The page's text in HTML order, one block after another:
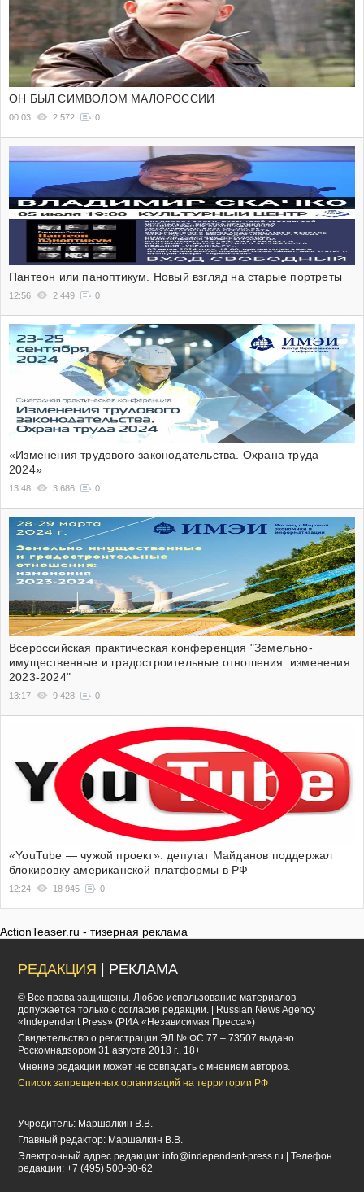
ОН БЫЛ СИМВОЛОМ МАЛОРОССИИ
00:03 2 572 0
Пантеон или паноптикум. Новый взгляд на старые портреты
12:56 2 449 0
«Изменения трудового законодательства. Охрана труда
2024»
13:48 3 686 0
Всероссийская практическая конференция "Земельно-
имущественные и градостроительные отношения: изменения
2023-2024"
13:17 9 428 0
«YouTube — чужой проект»: депутат Майданов поддержал
блокировку американской платформы в РФ
12:24 18 945 0
ActionTeaser.ru - тизерная реклама
РЕДАКЦИЯ | РЕКЛАМА
© Все права защищены. Любое использование материалов
допускается только с согласия редакции. | Russian News Agency
«Independent Press» (РИА «Независимая Пресса»)
Cвидетельство о регистрации ЭЛ № ФС 77 – 73507 выдано
Роскомнадзором 31 августа 2018 г.. 18+
Мнение редакции может не совпадать с мнением авторов.
Список запрещенных организаций на территории РФ
Учредитель: Маршалкин В.В.
Главный редактор: Маршалкин В.В.
Электронный адрес редакции:info@independent-press.ru
| Телефон
редакции: +7 (495) 500-90-62